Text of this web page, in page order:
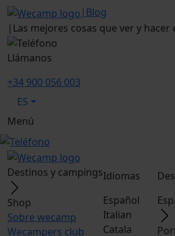
| Blog
| Las mejores cosas que ver y hacer
Llámanos
+34 900 056 003
ES
Menú
Destinos y campings
Shop
Sobre wecamp
Wecampers club
Idiomas
Español
Italian
Catala